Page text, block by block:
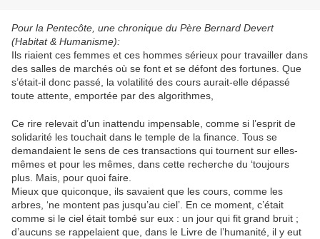
Pour la Pentecôte, une chronique du Père Bernard Devert
(Habitat & Humanisme):
Ils riaient ces femmes et ces hommes sérieux pour travailler dans
des salles de marchés où se font et se défont des fortunes. Que
s’était-il donc passé, la volatilité des cours aurait-elle dépassé
toute attente, emportée par des algorithmes,
Ce rire relevait d’un inattendu impensable, comme si l’esprit de
solidarité les touchait dans le temple de la finance. Tous se
demandaient le sens de ces transactions qui tournent sur elles-
mêmes et pour les mêmes, dans cette recherche du ‘toujours
plus. Mais, pour quoi faire.
Mieux que quiconque, ils savaient que les cours, comme les
arbres, ‘ne montent pas jusqu’au ciel’. En ce moment, c’était
comme si le ciel était tombé sur eux : un jour qui fit grand bruit ;
d’aucuns se rappelaient que, dans le Livre de l’humanité, il y eut